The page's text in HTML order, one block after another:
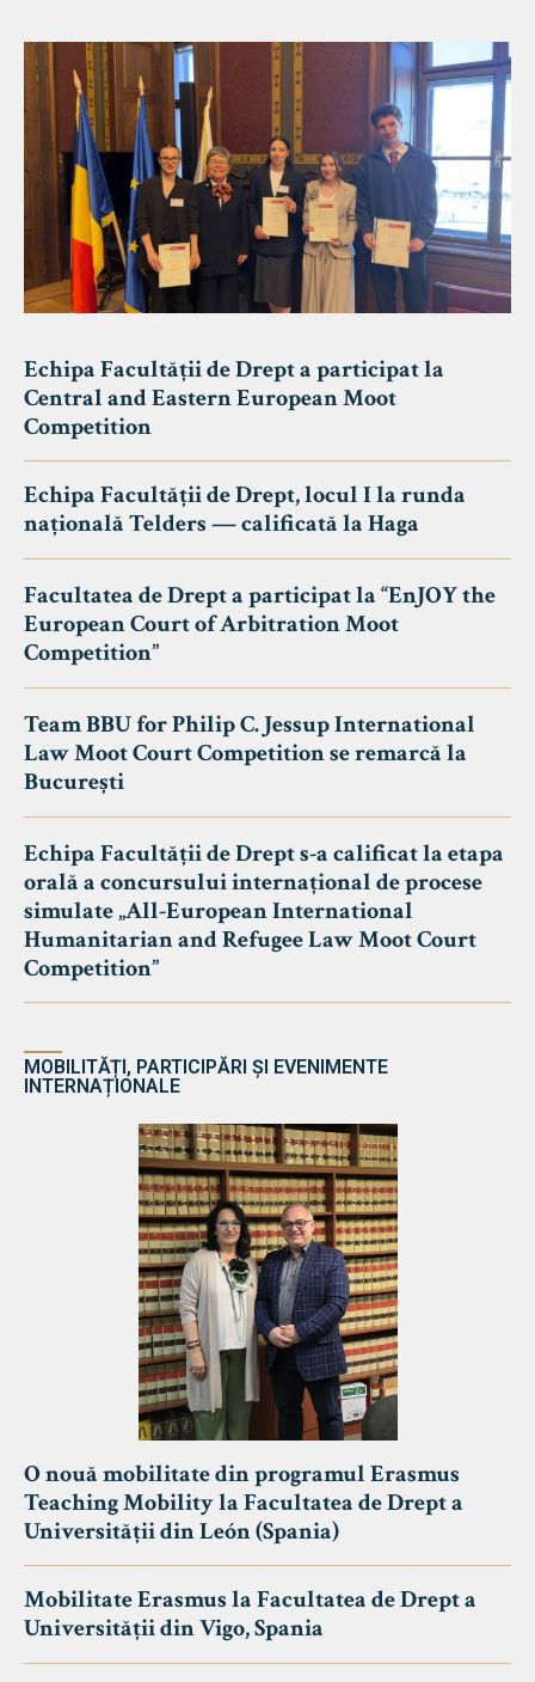
Echipa Facultății de Drept a participat la
Central and Eastern European Moot
Competition
Echipa Facultății de Drept, locul I la runda
națională Telders — calificată la Haga
Facultatea de Drept a participat la “EnJOY the
European Court of Arbitration Moot
Competition”
Team BBU for Philip C. Jessup International
Law Moot Court Competition se remarcă la
București
Echipa Facultății de Drept s-a calificat la etapa
orală a concursului internațional de procese
simulate „All-European International
Humanitarian and Refugee Law Moot Court
Competition”
MOBILITĂȚI, PARTICIPĂRI ȘI EVENIMENTE
INTERNAȚIONALE
O nouă mobilitate din programul Erasmus
Teaching Mobility la Facultatea de Drept a
Universității din León (Spania)
Mobilitate Erasmus la Facultatea de Drept a
Universității din Vigo, Spania